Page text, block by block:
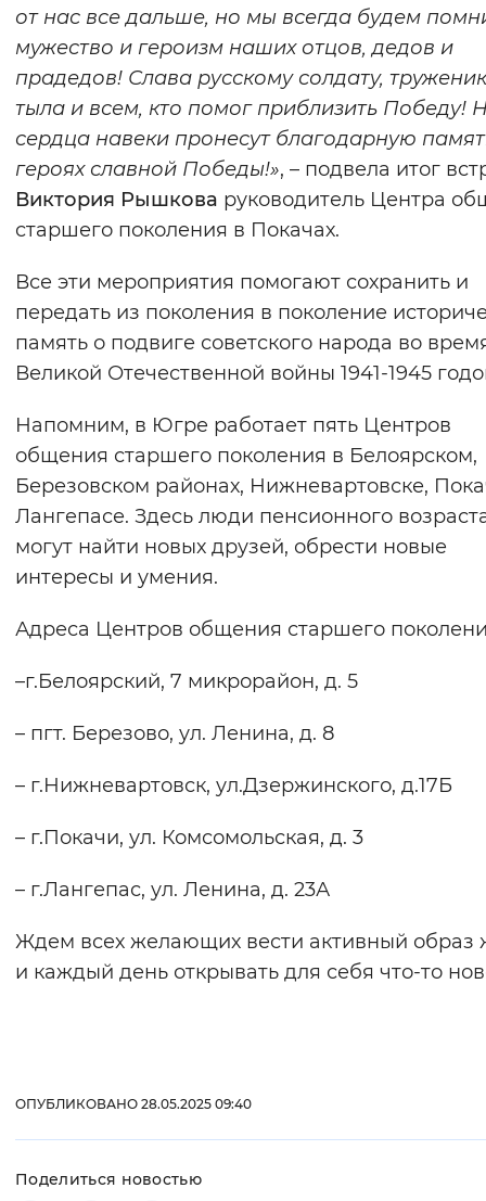
от нас все дальше, но мы всегда будем
мужество и героизм наших отцов, дедов и
прадедов! Слава русскому солдату,
тыла и всем, кто помог приблизить Победу!
сердца навеки пронесут благодарную
героях славной Победы!», – подвела итог
Виктория Рышкова руководитель Центра
старшего поколения в Покачах.
Все эти мероприятия помогают сохранить и
передать из поколения в поколение
память о подвиге советского народа во
Великой Отечественной войны 1941-1945
Напомним, в Югре работает пять Центров
общения старшего поколения в Белоярском,
Березовском районах, Нижневартовске,
Лангепасе. Здесь люди пенсионного
могут найти новых друзей, обрести новые
интересы и умения.
Адреса Центров общения старшего
–г.Белоярский, 7 микрорайон, д. 5
– пгт. Березово, ул. Ленина, д. 8
– г.Нижневартовск, ул.Дзержинского, д.17Б
– г.Покачи, ул. Комсомольская, д. 3
– г.Лангепас, ул. Ленина, д. 23А
Ждем всех желающих вести активный образ
и каждый день открывать для себя что-то
ОПУБЛИКОВАНО 28.05.2025 09:40
Поделиться новостью